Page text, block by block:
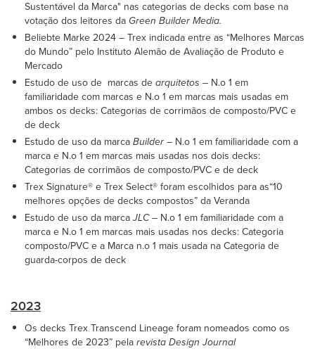
Sustentável da Marca" nas categorias de decks com base na
votação dos leitores da Green Builder Media.
Beliebte Marke 2024 – Trex indicada entre as “Melhores Marcas
do Mundo” pelo Instituto Alemão de Avaliação de Produto e
Mercado
Estudo de uso de marcas dearquitetos – N.o 1 em
familiaridade com marcas e N.o 1 em marcas mais usadas em
ambos os decks: Categorias de corrimãos de composto/PVC e
de deck
Estudo de uso da marcaBuilder– N.o 1 em familiaridade com a
marca e N.o 1 em marcas mais usadas nos dois decks:
Categorias de corrimãos de composto/PVC e de deck
Trex Signature® e Trex Select® foram escolhidos para as“10
melhores opções de decks compostos” da Veranda
Estudo de uso da marcaJLC– N.o 1 em familiaridade com a
marca e N.o 1 em marcas mais usadas nos decks: Categoria
composto/PVC e a Marca n.o 1 mais usada na Categoria de
guarda-corpos de deck
2023
Os decks Trex Transcend Lineage foram nomeados como os
“Melhores de 2023” pelarevista Design Journal